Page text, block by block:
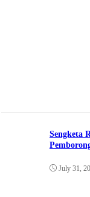
Sengketa
July 31,